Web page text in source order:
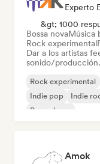
Experto
&gt; 1000
Bossa novaMúsica
Rock experimental
Dar a los artistas
sonido/producción.
Rock experimental
Indie pop
Indie
Pop urbano
Amok